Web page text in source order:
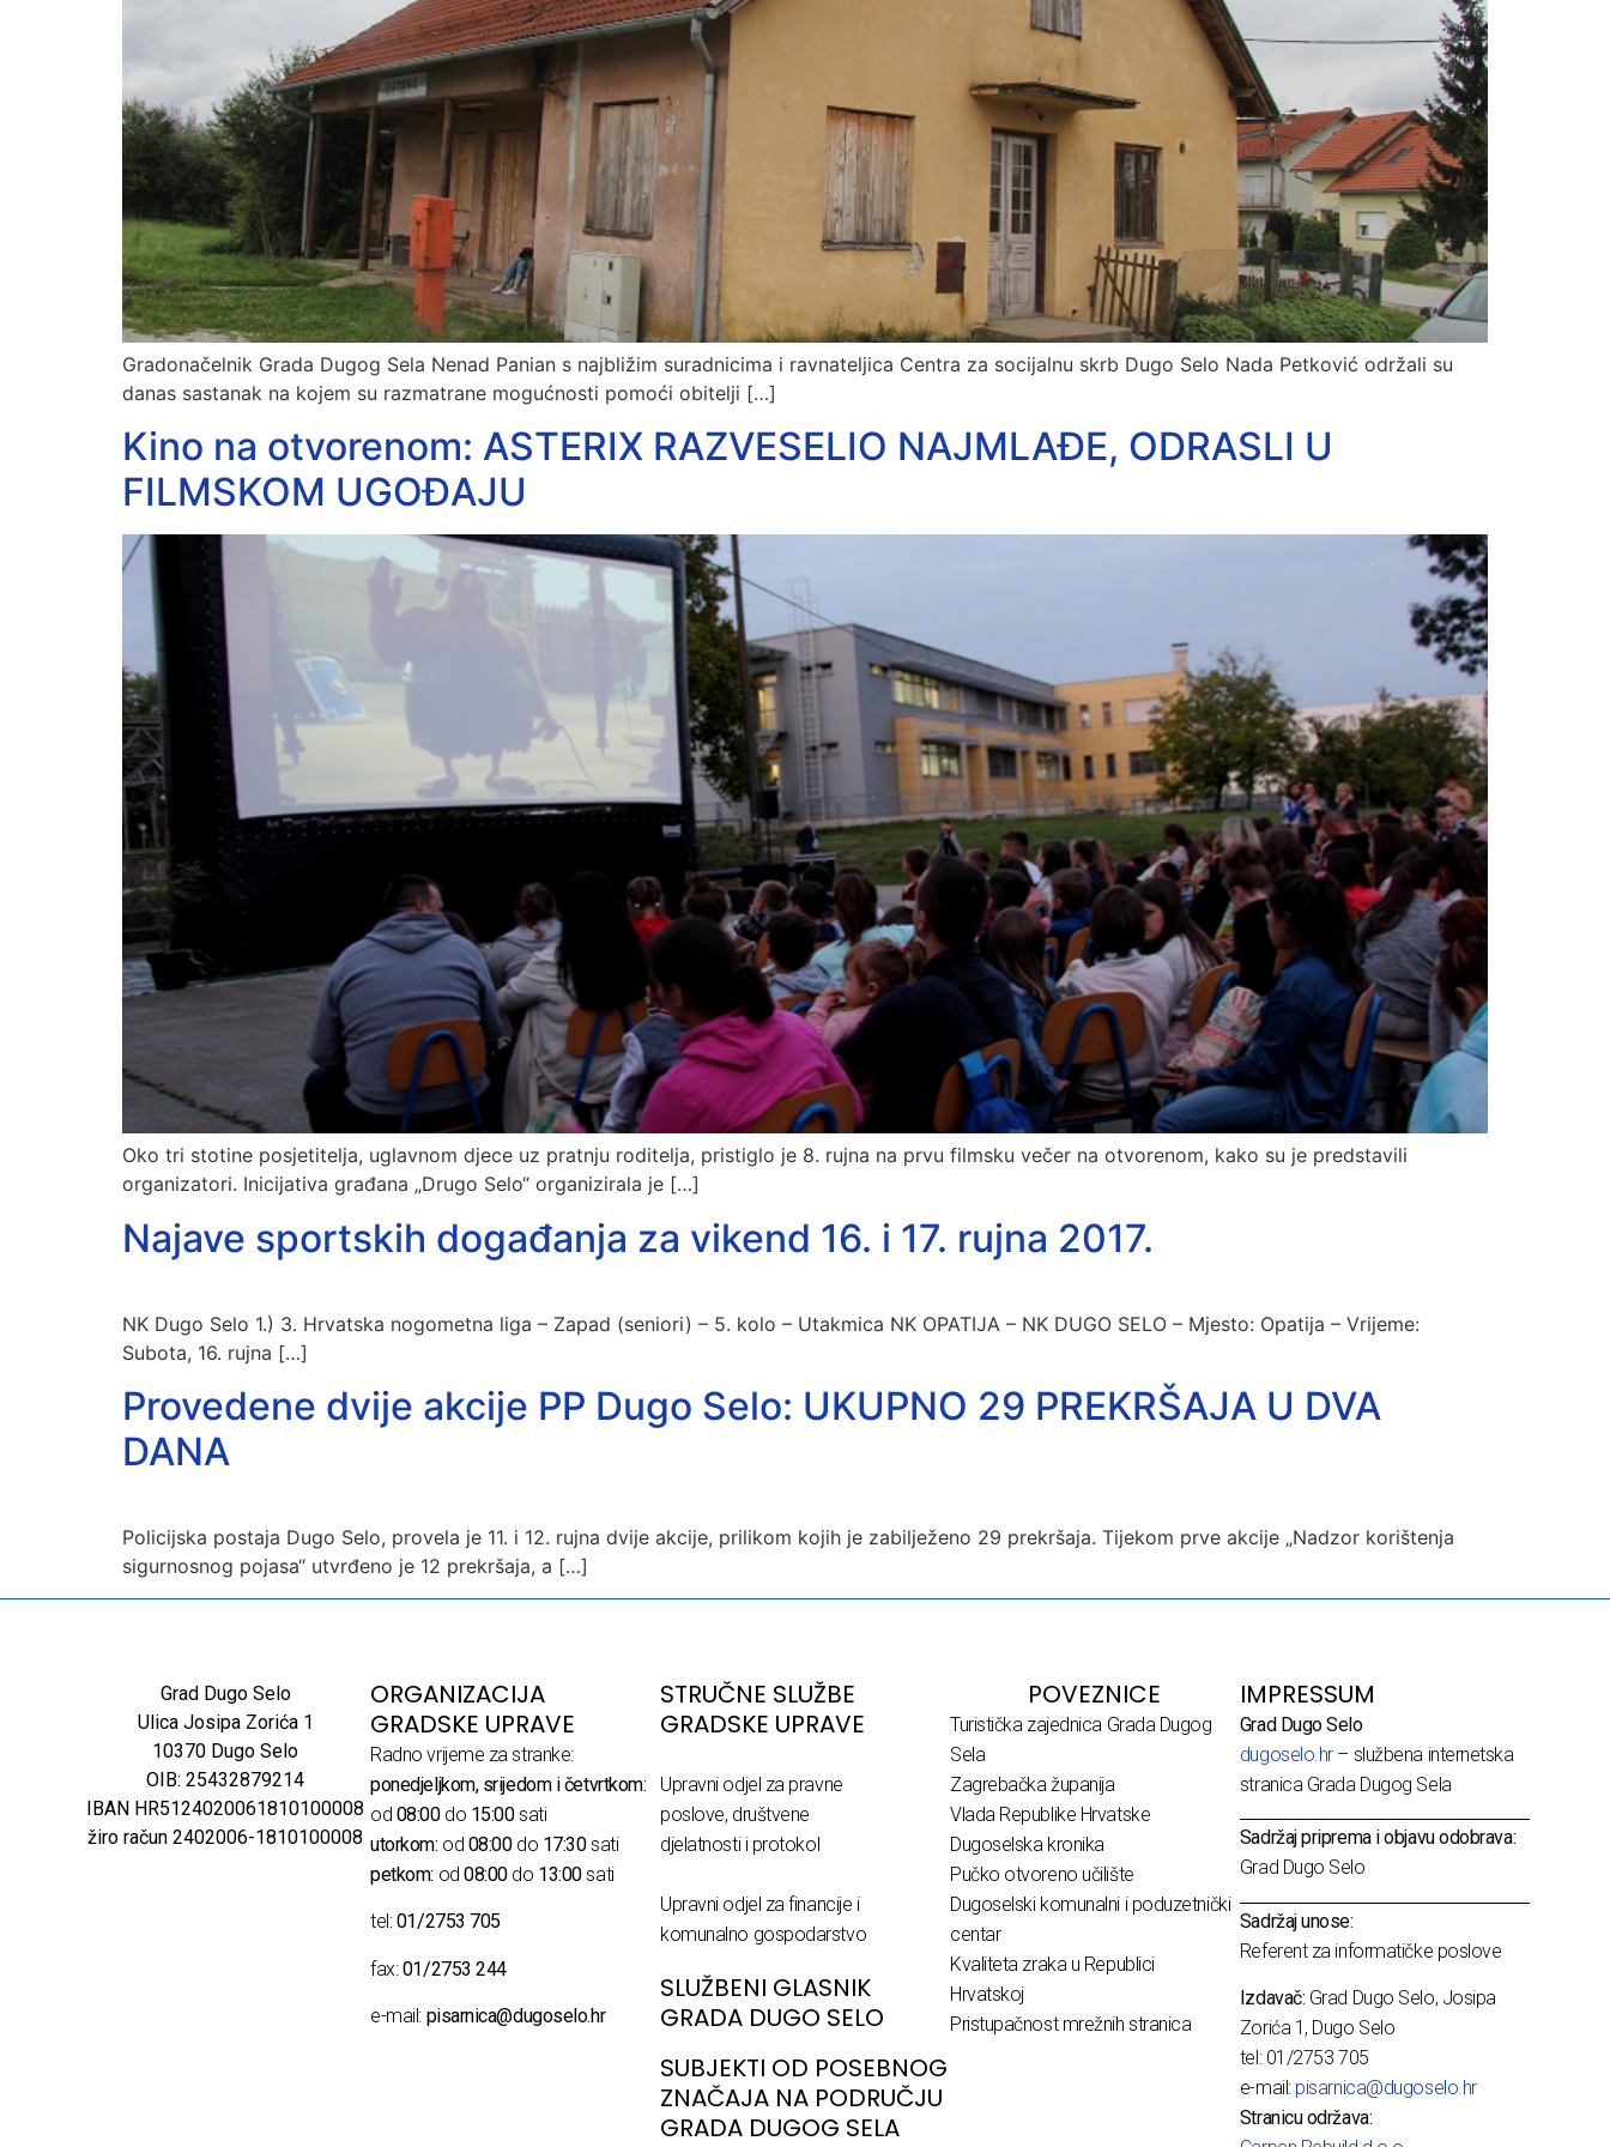
Gradonačelnik Grada Dugog Sela Nenad Panian s najbližim suradnicima i ravnateljica Centra za socijalnu skrb Dugo Selo Nada Petković održali su
danas sastanak na kojem su razmatrane mogućnosti pomoći obitelji […]
Kino na otvorenom: ASTERIX RAZVESELIO NAJMLAĐE, ODRASLI U
FILMSKOM UGOĐAJU
Oko tri stotine posjetitelja, uglavnom djece uz pratnju roditelja, pristiglo je 8. rujna na prvu filmsku večer na otvorenom, kako su je predstavili
organizatori. Inicijativa građana „Drugo Selo“ organizirala je […]
Najave sportskih događanja za vikend 16. i 17. rujna 2017.
NK Dugo Selo 1.) 3. Hrvatska nogometna liga – Zapad (seniori) – 5. kolo – Utakmica NK OPATIJA – NK DUGO SELO – Mjesto: Opatija – Vrijeme:
Subota, 16. rujna […]
Provedene dvije akcije PP Dugo Selo: UKUPNO 29 PREKRŠAJA U DVA
DANA
Policijska postaja Dugo Selo, provela je 11. i 12. rujna dvije akcije, prilikom kojih je zabilježeno 29 prekršaja. Tijekom prve akcije „Nadzor korištenja
sigurnosnog pojasa“ utvrđeno je 12 prekršaja, a […]
Grad Dugo Selo
Ulica Josipa Zorića 1
10370 Dugo Selo
OIB: 25432879214
IBAN HR5124020061810100008
žiro račun 2402006-1810100008
ORGANIZACIJA
GRADSKE UPRAVE
Radno vrijeme za stranke:
ponedjeljkom, srijedom i četvrtkom:
od 08:00do 15:00sati
utorkom: od 08:00do 17:30sati
petkom: od08:00do 13:00sati
tel:01/2753 705
fax:01/2753 244
e-mail: pisarnica@dugoselo.hr
STRUČNE SLUŽBE
GRADSKE UPRAVE
Upravni odjel za pravne
poslove, društvene
djelatnosti i protokol
Upravni odjel za financije i
komunalno gospodarstvo
SLUŽBENI GLASNIK
GRADA DUGO SELO
SUBJEKTI OD POSEBNOG
ZNAČAJA NA PODRUČJU
GRADA DUGOG SELA
POVEZNICE
Turistička zajednica Grada Dugog
Sela
Zagrebačka županija
Vlada Republike Hrvatske
Dugoselska kronika
Pučko otvoreno učilište
Dugoselski komunalni i poduzetnički
centar
Kvaliteta zraka u Republici
Hrvatskoj
Pristupačnost mrežnih stranica
IMPRESSUM
Grad Dugo Selo
dugoselo.hr– službena internetska
stranica Grada Dugog Sela
Sadržaj priprema i objavu odobrava:
Grad Dugo Selo
Sadržaj unose:
Referent za informatičke poslove
Izdavač: Grad Dugo Selo, Josipa
Zorića 1, Dugo Selo
tel: 01/2753 705
e-mail: pisarnica@dugoselo.hr
Stranicu održava: